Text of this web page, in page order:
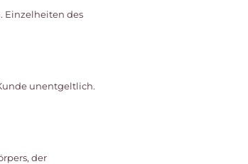
Einzelheiten des
unentgeltlich.
der